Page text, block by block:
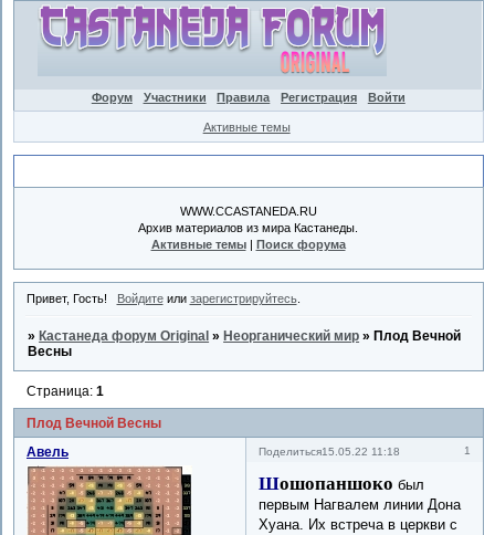
Форум Участники Правила Регистрация Войти
Активные темы
WWW.CCASTANEDA.RU
Архив материалов из мира Кастанеды.
Активные темы| Поиск форума
Привет, Гость! Войдитеили зарегистрируйтесь.
» Кастанеда форум Original » Неорганический мир » Плод Вечной
Весны
Плод Вечной Весны
Страница:1
Поделиться 1
15.05.22 11:18
Авель
Шошопаншоко был
первым Нагвалем линии Дона
Хуана. Их встреча в церкви с